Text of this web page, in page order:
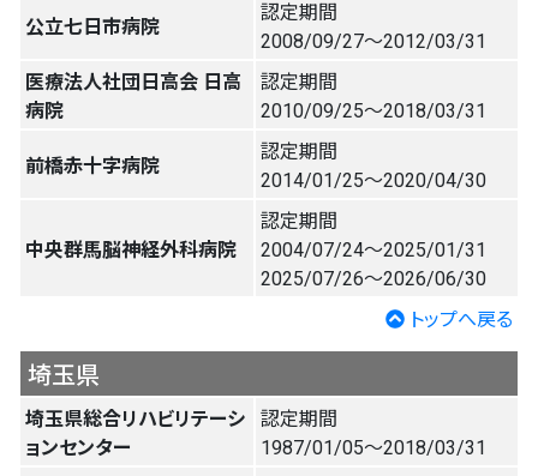
公立七日市病院
認定期間
2008/09/27〜2012/03/31
医療法人社団日高会 日高
病院
認定期間
2010/09/25〜2018/03/31
前橋赤十字病院
認定期間
2014/01/25〜2020/04/30
中央群馬脳神経外科病院
認定期間
2004/07/24〜2025/01/31
2025/07/26〜2026/06/30
トップへ戻る
埼玉県
埼玉県総合リハビリテーシ
ョンセンター
認定期間
1987/01/05〜2018/03/31